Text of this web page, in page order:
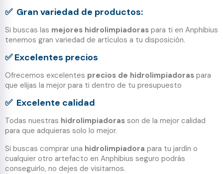
✅ Gran variedad de productos:
Si buscas las mejores hidrolimpiadoras para ti en Anphibius
tenemos gran variedad de artículos a tu disposición.
✅Excelentes precios
Ofrecemos excelentes precios de hidrolimpiadoras para
que elijas la mejor para ti dentro de tu presupuesto
✅ Excelente calidad
Todas nuestras hidrolimpiadoras son de la mejor calidad
para que adquieras solo lo mejor.
Si buscas comprar una hidrolimpiadora para tu jardín o
cualquier otro artefacto en Anphibius seguro podrás
conseguirlo, no dejes de visitarnos.